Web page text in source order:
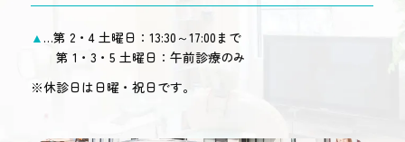
▲ …第 2・4 土曜日：13:30～17:00まで
第 1・3・5 土曜日：午前診療のみ
※休診日は日曜・祝日です。